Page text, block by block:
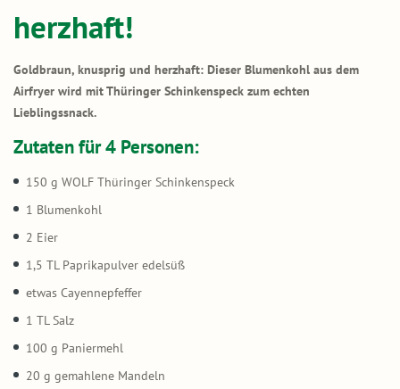
herzhaft!
Goldbraun, knusprig und herzhaft: Dieser Blumenkohl aus dem
Airfryer wird mit Thüringer Schinkenspeck zum echten
Lieblingssnack.
Zutaten für 4 Personen:
150 g WOLF Thüringer Schinkenspeck
1 Blumenkohl
2 Eier
1,5 TL Paprikapulver edelsüß
etwas Cayennepfeffer
1 TL Salz
100 g Paniermehl
20 g gemahlene Mandeln